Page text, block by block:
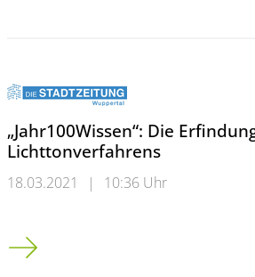
„Jahr100Wissen“: Die
Lichttonverfahrens
18.03.2021 | 10:36 Uhr
„Jahr100Wissen“: Die Erfindung des